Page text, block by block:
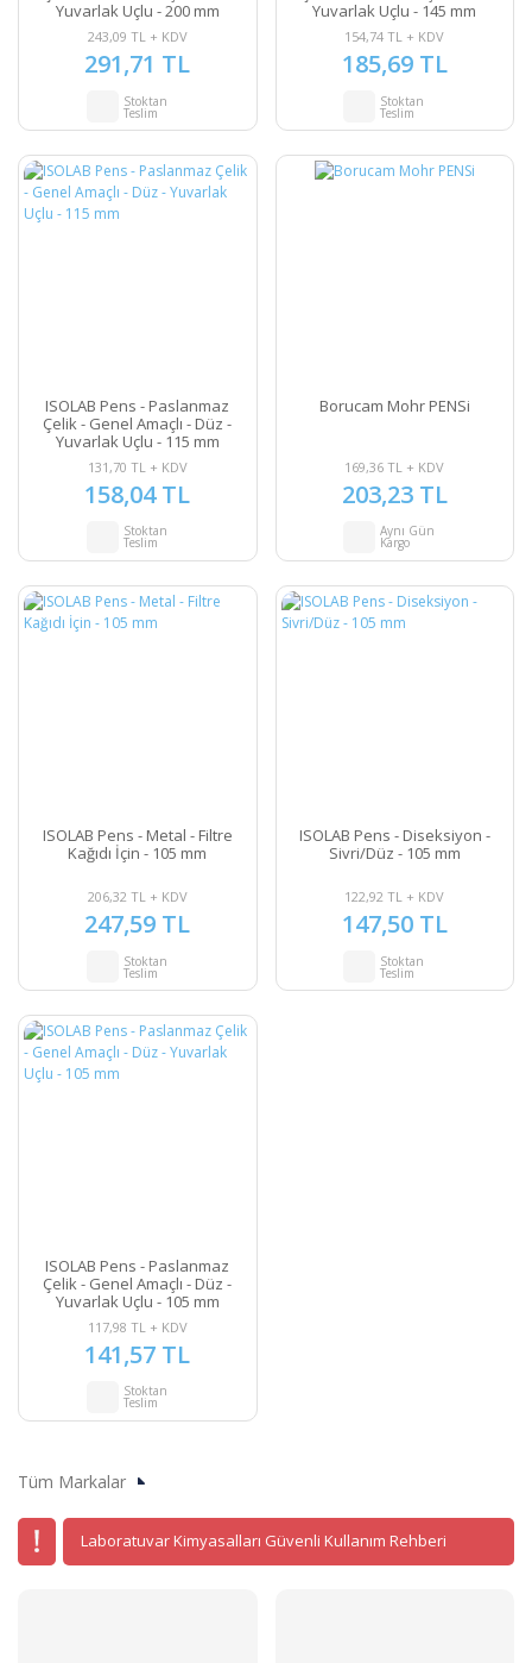
Yuvarlak Uçlu - 200 mm
243,09 TL + KDV
291,71 TL
Stoktan
Teslim
Yuvarlak Uçlu - 145 mm
154,74 TL + KDV
185,69 TL
Stoktan
Teslim
ISOLAB Pens - Paslanmaz
Çelik - Genel Amaçlı - Düz -
Yuvarlak Uçlu - 115 mm
131,70 TL + KDV
158,04 TL
Stoktan
Teslim
Borucam Mohr PENSi
169,36 TL + KDV
203,23 TL
Aynı Gün
Kargo
ISOLAB Pens - Metal - Filtre
Kağıdı İçin - 105 mm
206,32 TL + KDV
247,59 TL
Stoktan
Teslim
ISOLAB Pens - Diseksiyon -
Sivri/Düz - 105 mm
122,92 TL + KDV
147,50 TL
Stoktan
Teslim
ISOLAB Pens - Paslanmaz
Çelik - Genel Amaçlı - Düz -
Yuvarlak Uçlu - 105 mm
117,98 TL + KDV
141,57 TL
Stoktan
Teslim
Tüm Markalar
Laboratuvar Kimyasalları Güvenli Kullanım Rehberi